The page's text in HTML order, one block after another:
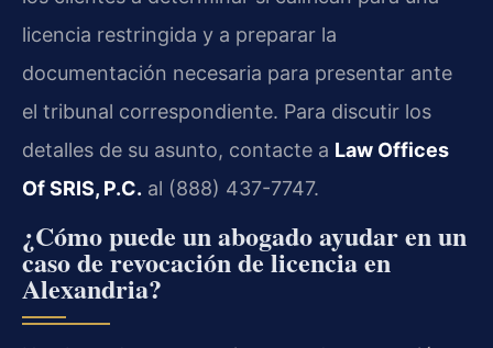
licencia restringida y a preparar la
documentación necesaria para presentar ante
el tribunal correspondiente. Para discutir los
detalles de su asunto, contacte a Law Offices
Of SRIS, P.C. al (888) 437-7747.
¿Cómo puede un abogado ayudar en un
caso de revocación de licencia en
Alexandria?